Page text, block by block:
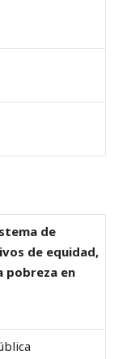
de
de equidad,
pobreza en